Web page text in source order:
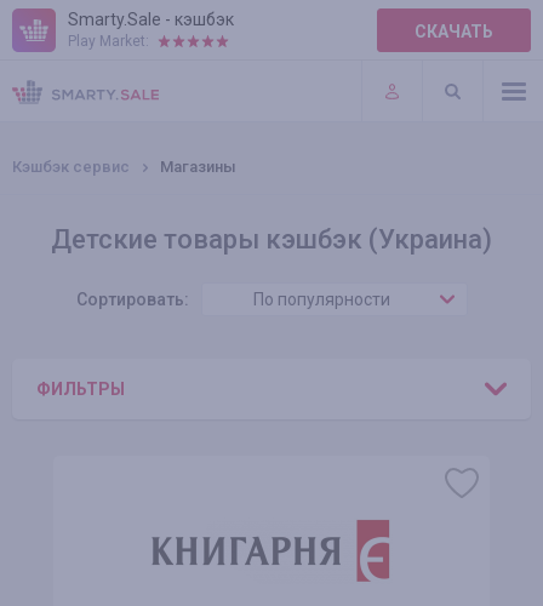
Smarty.Sale - кэшбэк
Play Market: СКАЧАТЬ
ПРАВИЛА
ПЛАГИНЫ
Кэшбэк сервис Магазины
Детские товары кэшбэк (Украина)
Сортировать: По популярности
ФИЛЬТРЫ